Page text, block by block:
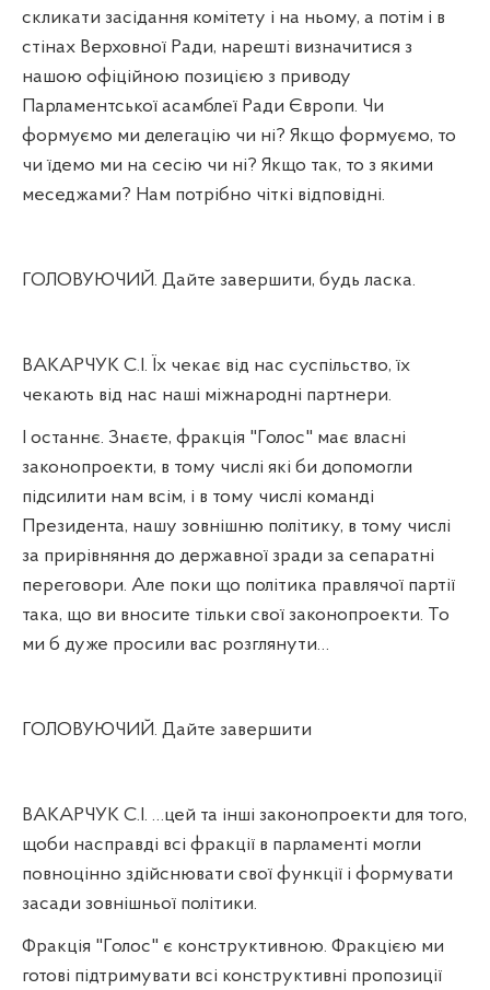
скликати засідання комітету і на ньому, а потім і в
стінах Верховної Ради, нарешті визначитися з
нашою офіційною позицією з приводу
Парламентської асамблеї Ради Європи. Чи
формуємо ми делегацію чи ні? Якщо формуємо, то
чи їдемо ми на сесію чи ні? Якщо так, то з якими
меседжами? Нам потрібно чіткі відповідні.
ГОЛОВУЮЧИЙ. Дайте завершити, будь ласка.
ВАКАРЧУК С.І. Їх чекає від нас суспільство, їх
чекають від нас наші міжнародні партнери.
І останнє. Знаєте, фракція "Голос" має власні
законопроекти, в тому числі які би допомогли
підсилити нам всім, і в тому числі команді
Президента, нашу зовнішню політику, в тому числі
за прирівняння до державної зради за сепаратні
переговори. Але поки що політика правлячої партії
така, що ви вносите тільки свої законопроекти. То
ми б дуже просили вас розглянути…
ГОЛОВУЮЧИЙ. Дайте завершити
ВАКАРЧУК С.І. …цей та інші законопроекти для того,
щоби насправді всі фракції в парламенті могли
повноцінно здійснювати свої функції і формувати
засади зовнішньої політики.
Фракція "Голос" є конструктивною. Фракцією ми
готові підтримувати всі конструктивні пропозиції